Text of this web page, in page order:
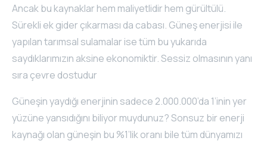
Ancak bu kaynaklar hem maliyetlidir hem gürültülü.
Sürekli ek gider çıkarması da cabası. Güneş enerjisi ile
yapılan tarımsal sulamalar ise tüm bu yukarıda
saydıklarımızın aksine ekonomiktir. Sessiz olmasının yanı
sıra çevre dostudur
Güneşin yaydığı enerjinin sadece 2.000.000’da 1’inin yer
yüzüne yansıdığını biliyor muydunuz? Sonsuz bir enerji
kaynağı olan güneşin bu %1’lik oranı bile tüm dünyamızı